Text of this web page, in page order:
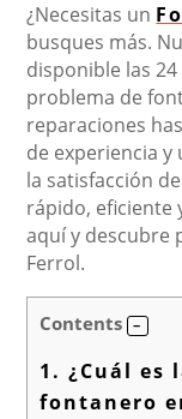
¿Necesitas un
busques más.
disponible las
problema de
reparaciones
de experiencia
la satisfacción
rápido, eficiente
aquí y descubre
Ferrol.
Contents
1. ¿Cuál es
fontanero